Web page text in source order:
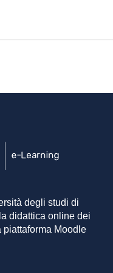
degli studi di
didattica online dei
piattaforma Moodle